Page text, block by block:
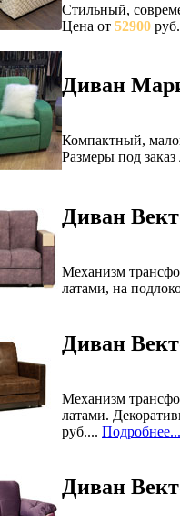
Стильный,
Цена от 52900
Диван
Компактный,
Размеры под
Диван
Механизм
латами, на
Диван
Механизм
латами.
руб.... Подробнее...
Диван